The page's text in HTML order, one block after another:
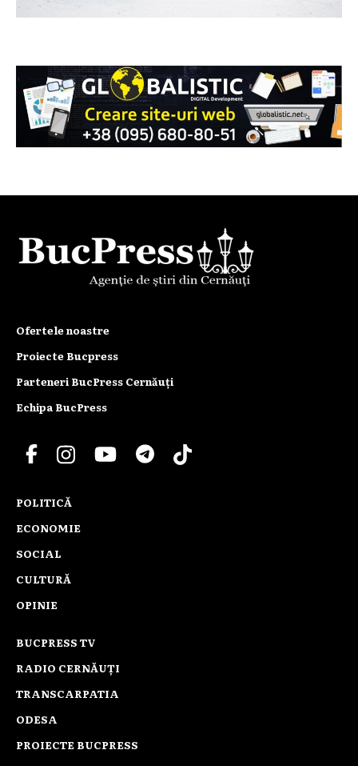
Ofertele noastre
Proiecte Bucpress
Parteneri BucPress Cernăuți
Echipa BucPress
POLITICĂ
ECONOMIE
SOCIAL
CULTURĂ
OPINIE
BUCPRESS TV
RADIO CERNĂUȚI
TRANSCARPATIA
ODESA
PROIECTE BUCPRESS